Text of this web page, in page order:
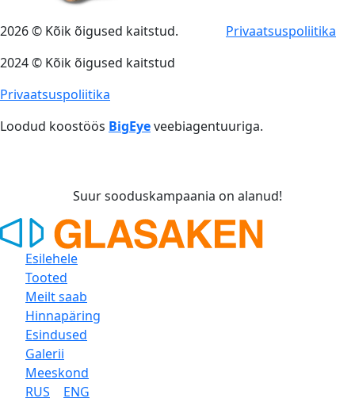
2026 © Kõik õigused kaitstud. Privaatsuspoliitika
2024 © Kõik õigused kaitstud
Privaatsuspoliitika
Loodud koostöös BigEyeveebiagentuuriga.
Suur sooduskampaania on alanud!
Esilehele
Tooted
Meilt saab
Hinnapäring
Esindused
Galerii
Meeskond
RUS
ENG